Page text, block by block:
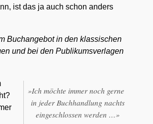
ist das ja auch schon anders
Buch­an­ge­bot in den klas­si­schen
und bei den Publi­kums­ver­la­gen
»Ich möch­te immer noch ger­ne
in jeder Buch­hand­lung nachts
ein­ge­schlos­sen wer­den …»